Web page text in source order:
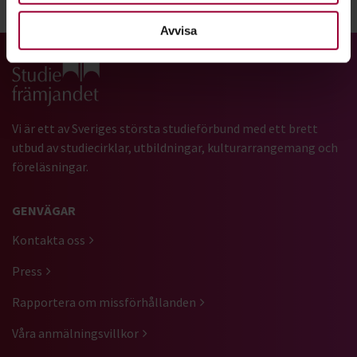
Avvisa
Dela: Facebook LinkedIn E-mail
Gå till studiefrämjandets startsida
Vi är ett av Sveriges största studieförbund med ett brett
utbud av studiecirklar, utbildningar, kulturarrangemang och
föreläsningar.
GENVÄGAR
Kontakta oss
Press
Rapportera om missförhållanden
Våra anmälningsvillkor